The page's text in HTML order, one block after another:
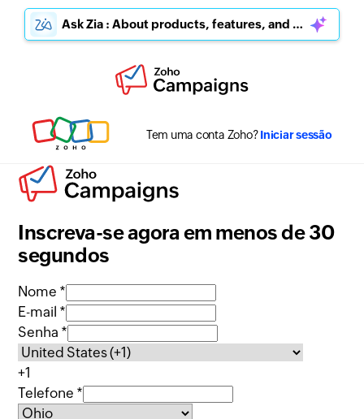
Ask Zia : About products, features, and pricing
Tem uma conta Zoho?Iniciar sessão
Inscreva-se agora em menos de 30
segundos
Nome *
E-mail *
Senha *
+1
Telefone *